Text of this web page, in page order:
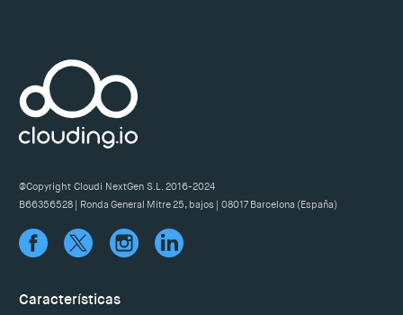
@Copyright Cloudi NextGen S.L. 2016-2024
B66356528 | Ronda General Mitre 25, bajos | 08017 Barcelona (España)
Características